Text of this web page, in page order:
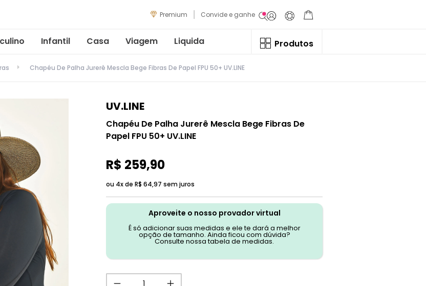
Premium Convide e ganhe
Infantil Casa Viagem Liquida Produtos
Chapéu De Palha Jurerê Mescla Bege Fibras De Papel FPU 50+ UV.LINE
UV.LINE
Chapéu De Palha Jurerê Mescla Bege Fibras De
Papel FPU 50+ UV.LINE
R$ 259,90
ou 4x de R$ 64,97 sem juros
Aproveite o nosso provador virtual
É só adicionar suas medidas e ele te dará a melhor
opção de tamanho. Ainda ficou com dúvida?
Consulte nossa tabela de medidas.